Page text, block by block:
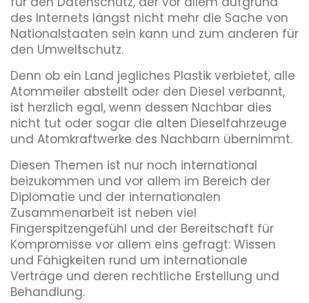
des Internets längst nicht mehr die Sache von
Nationalstaaten sein kann und zum anderen für
den Umweltschutz.
Denn ob ein Land jegliches Plastik verbietet, alle
Atommeiler abstellt oder den Diesel verbannt,
ist herzlich egal, wenn dessen Nachbar dies
nicht tut oder sogar die alten Dieselfahrzeuge
und Atomkraftwerke des Nachbarn übernimmt.
Diesen Themen ist nur noch international
beizukommen und vor allem im Bereich der
Diplomatie und der internationalen
Zusammenarbeit ist neben viel
Fingerspitzengefühl und der Bereitschaft für
Kompromisse vor allem eins gefragt: Wissen
und Fähigkeiten rund um internationale
Verträge und deren rechtliche Erstellung und
Behandlung.